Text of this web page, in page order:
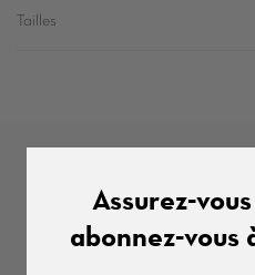
Tailles
Autres
Assurez-
abonnez-vous